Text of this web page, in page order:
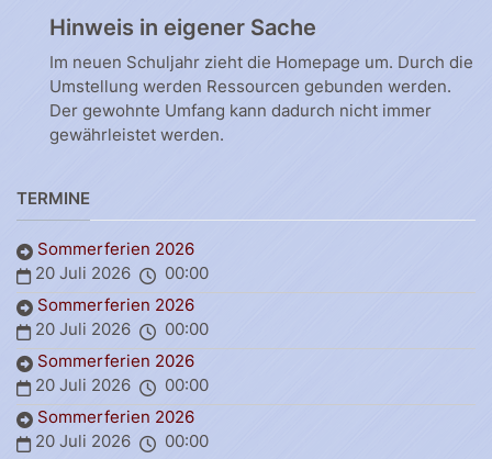
Hinweis in eigener Sache
Im neuen Schuljahr zieht die Homepage um. Durch die
Umstellung werden Ressourcen gebunden werden.
Der gewohnte Umfang kann dadurch nicht immer
gewährleistet werden.
TERMINE
Sommerferien 2026
20 Juli 2026
00:00
Sommerferien 2026
20 Juli 2026
00:00
Sommerferien 2026
20 Juli 2026
00:00
Sommerferien 2026
20 Juli 2026
00:00